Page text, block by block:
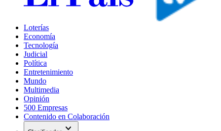
Loterías
Economía
Tecnología
Judicial
Política
Entretenimiento
Mundo
Multimedia
Opinión
500 Empresas
Contenido en Colaboración